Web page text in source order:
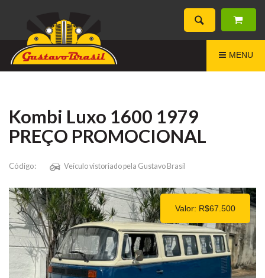
MENU
Kombi Luxo 1600 1979
PREÇO PROMOCIONAL
Código: Veículo vistoriado pela Gustavo Brasil
Valor: R$67.500